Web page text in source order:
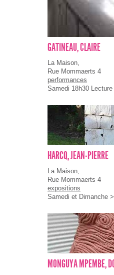
GATINEAU, CLAIRE
La Maison,
Rue Mommaerts 4
performances
Samedi 18h30
HARCQ, JEAN-PIERRE
La Maison,
Rue Mommaerts 4
expositions
Samedi et Dimanche
MONGUYA MPEMBE,